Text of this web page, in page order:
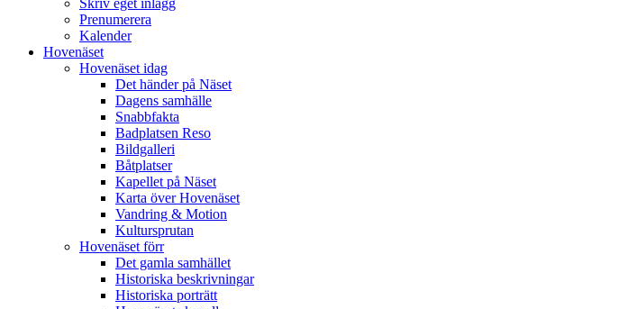
Skriv eget inlägg
Prenumerera
Kalender
Hovenäset
Hovenäset idag
Det händer på Näset
Dagens samhälle
Snabbfakta
Badplatsen Reso
Bildgalleri
Båtplatser
Kapellet på Näset
Karta över Hovenäset
Vandring & Motion
Kultursprutan
Hovenäset förr
Det gamla samhället
Historiska beskrivningar
Historiska porträtt